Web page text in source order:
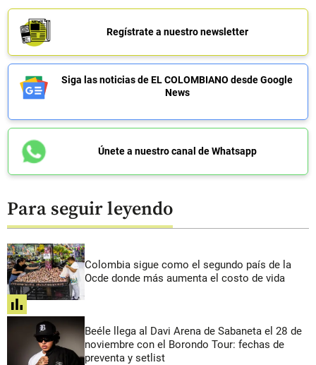
Regístrate a nuestro newsletter
Siga las noticias de EL COLOMBIANO desde Google
News
Únete a nuestro canal de Whatsapp
Para seguir leyendo
Colombia sigue como el segundo país de la
Ocde donde más aumenta el costo de vida
share
Beéle llega al Davi Arena de Sabaneta el 28 de
noviembre con el Borondo Tour: fechas de
preventa y setlist